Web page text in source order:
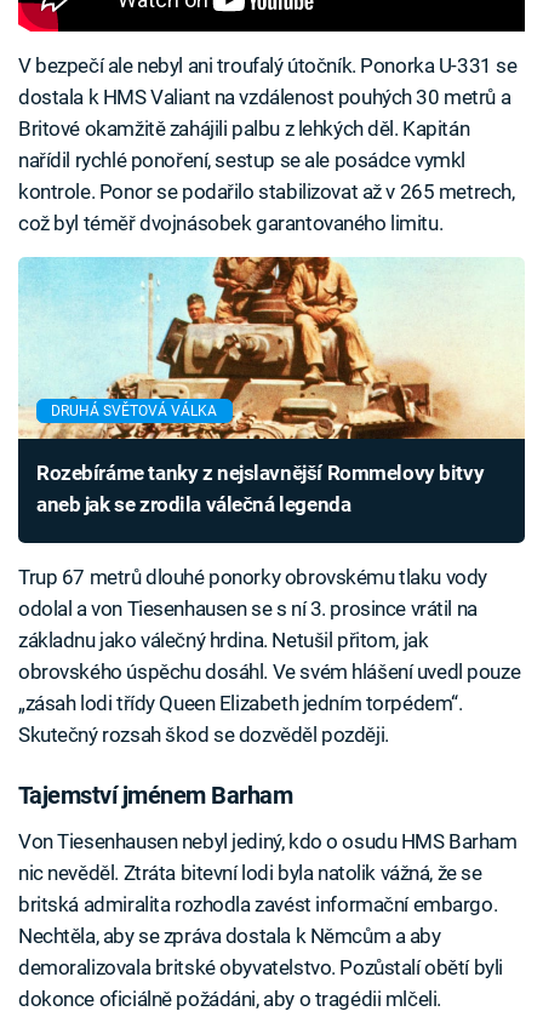
V bezpečí ale nebyl ani troufalý útočník. Ponorka U-331 se
dostala k HMS Valiant na vzdálenost pouhých 30 metrů a
Britové okamžitě zahájili palbu z lehkých děl. Kapitán
nařídil rychlé ponoření, sestup se ale posádce vymkl
kontrole. Ponor se podařilo stabilizovat až v 265 metrech,
což byl téměř dvojnásobek garantovaného limitu.
DRUHÁ SVĚTOVÁ VÁLKA
Rozebíráme tanky z nejslavnější Rommelovy bitvy
aneb jak se zrodila válečná legenda
Trup 67 metrů dlouhé ponorky obrovskému tlaku vody
odolal a von Tiesenhausen se s ní 3. prosince vrátil na
základnu jako válečný hrdina. Netušil přitom, jak
obrovského úspěchu dosáhl. Ve svém hlášení uvedl pouze
„zásah lodi třídy Queen Elizabeth jedním torpédem“.
Skutečný rozsah škod se dozvěděl později.
Tajemství jménem Barham
Von Tiesenhausen nebyl jediný, kdo o osudu HMS Barham
nic nevěděl. Ztráta bitevní lodi byla natolik vážná, že se
britská admiralita rozhodla zavést informační embargo.
Nechtěla, aby se zpráva dostala k Němcům a aby
demoralizovala britské obyvatelstvo. Pozůstalí obětí byli
dokonce oficiálně požádáni, aby o tragédii mlčeli.